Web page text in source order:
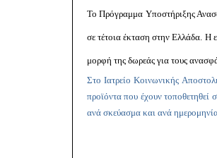
Το Πρόγραμμα Υποστήριξης
σε τέτοια έκταση στην Ελλάδα.
μορφή της δωρεάς για τους
Στο Ιατρείο Κοινωνικής
προϊόντα που έχουν
ανά σκεύασμα και ανά